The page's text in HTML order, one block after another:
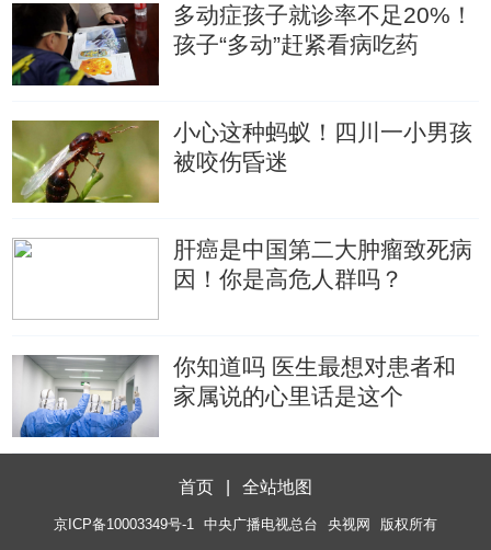
多动症孩子就诊率不足20%！
孩子“多动”赶紧看病吃药
小心这种蚂蚁！四川一小男孩
被咬伤昏迷
肝癌是中国第二大肿瘤致死病
因！你是高危人群吗？
你知道吗 医生最想对患者和
家属说的心里话是这个
首页 全站地图
京ICP备10003349号-1 中央广播电视总台 央视网 版权所有